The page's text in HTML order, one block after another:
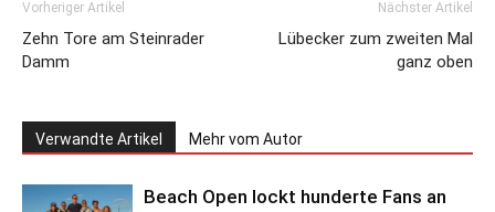
Vorheriger Artikel
Zehn Tore am Steinrader
Damm
Nächster Artikel
Lübecker zum zweiten Mal
ganz oben
Verwandte Artikel Mehr vom Autor
Beach Open lockt hunderte Fans an